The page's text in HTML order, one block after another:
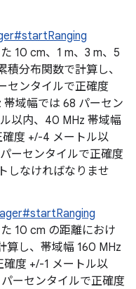
10 cm、1 m、3 m、5
分布関数で計算し、
センタイルで正確度
域幅では 68 パーセン
以内、40 MHz 帯域幅
度 +/-4 メートル以
ーセンタイルで正確度
しなければなりませ
10 cm の距離におけ
算し、帯域幅 160 MHz
度 +/-1 メートル以
ーセンタイルで正確度